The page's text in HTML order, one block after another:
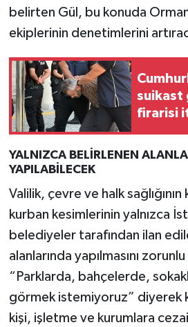
belirten Gül, bu konuda
ekiplerinin denetimlerini
suikast
firarisi
YALNIZCA BELİRLENEN
YAPILABİLECEK
Valilik, çevre ve halk sağlığının
kurban kesimlerinin yalnızca
belediyeler tarafından ilan
alanlarında yapılmasını zorunlu
“Parklarda, bahçelerde,
görmek istemiyoruz” diyerek
kişi, işletme ve kurumlara